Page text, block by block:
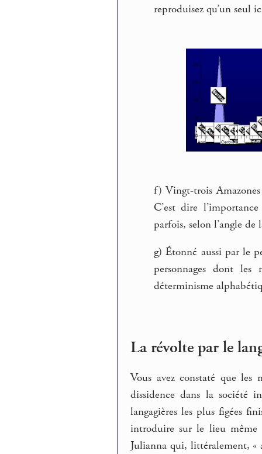
reproduisez qu’un seul
f) Vingt-trois Amazones
C’est dire
parfois, selon l’angle
g) Étonné aussi par le
personnages dont
déterminisme
La révolte par le
Vous avez constaté que les
dissidence dans la société
langagières les plus figées
introduire sur le lieu même
Julianna qui, littéralement,